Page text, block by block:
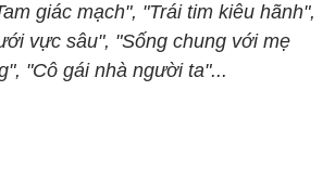
giác mạch", "Trái tim kiêu hãnh",
vực sâu", "Sống chung với mẹ
"Cô gái nhà người ta"...